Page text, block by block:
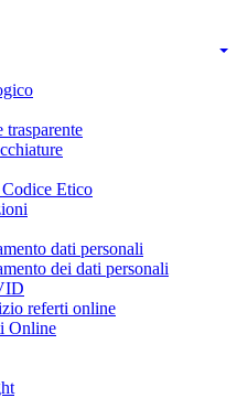
Etico
dati personali
dei dati personali
referti online
Online